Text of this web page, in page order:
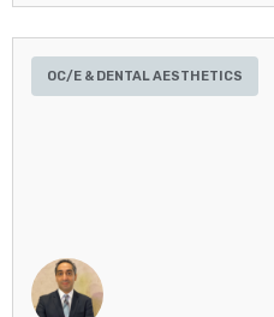
OC/E & DENTAL AESTHETICS